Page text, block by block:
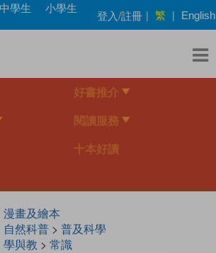
中學生
小學生
登入/註冊 | 繁 | English
好書推介
閱讀服務
十本好讀
漫畫及繪本
自然科普> 普及科學
學與教 > 常識